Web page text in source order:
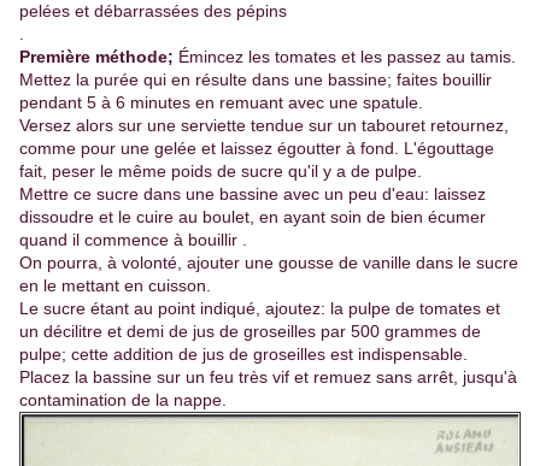
pelées et débarrassées des pépins
Première méthode; Émincez les tomates et les passez au tamis.
Mettez la purée qui en résulte dans une bassine; faites bouillir
pendant 5 à 6 minutes en remuant avec une spatule.
Versez alors sur une serviette tendue sur un tabouret retournez,
comme pour une gelée et laissez égoutter à fond. L'égouttage
fait, peser le même poids de sucre qu'il y a de pulpe.
Mettre ce sucre dans une bassine avec un peu d'eau: laissez
dissoudre et le cuire au boulet, en ayant soin de bien écumer
quand il commence à bouillir .
On pourra, à volonté, ajouter une gousse de vanille dans le sucre
en le mettant en cuisson.
Le sucre étant au point indiqué, ajoutez: la pulpe de tomates et
un décilitre et demi de jus de groseilles par 500 grammes de
pulpe; cette addition de jus de groseilles est indispensable.
Placez la bassine sur un feu très vif et remuez sans arrêt, jusqu'à
contamination de la nappe.